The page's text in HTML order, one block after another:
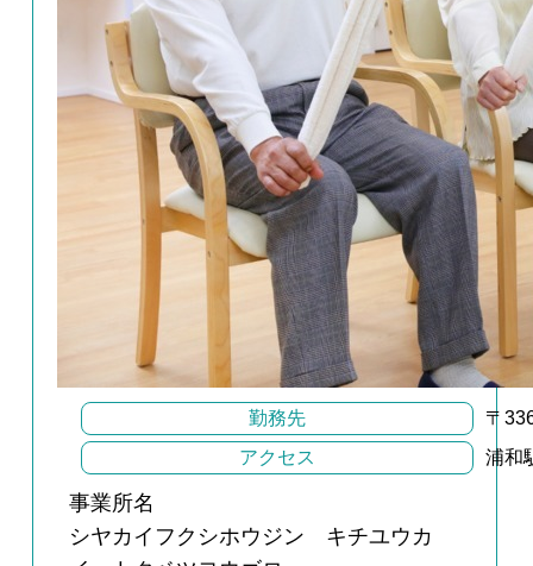
勤務先
〒
アクセス
浦和
事業所名
シヤカイフクシホウジン キチユウカ